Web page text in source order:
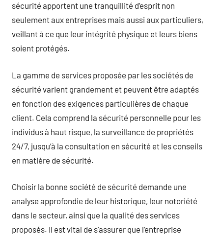
sécurité apportent une tranquillité d’esprit non
seulement aux entreprises mais aussi aux particuliers,
veillant à ce que leur intégrité physique et leurs biens
soient protégés.
La gamme de services proposée par les sociétés de
sécurité varient grandement et peuvent être adaptés
en fonction des exigences particulières de chaque
client. Cela comprend la sécurité personnelle pour les
individus à haut risque, la surveillance de propriétés
24/7, jusqu’à la consultation en sécurité et les conseils
en matière de sécurité.
Choisir la bonne société de sécurité demande une
analyse approfondie de leur historique, leur notoriété
dans le secteur, ainsi que la qualité des services
proposés. Il est vital de s’assurer que l’entreprise